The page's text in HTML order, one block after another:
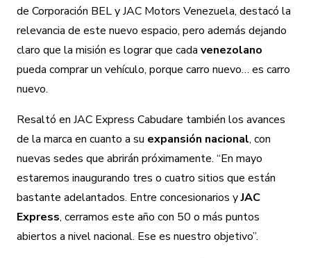
de Corporación BEL y JAC Motors Venezuela, destacó la
relevancia de este nuevo espacio, pero además dejando
claro que la misión es lograr que cada venezolano
pueda comprar un vehículo, porque carro nuevo… es carro
nuevo.
Resaltó en JAC Express Cabudare también los avances
de la marca en cuanto a su expansión nacional, con
nuevas sedes que abrirán próximamente. “En mayo
estaremos inaugurando tres o cuatro sitios que están
bastante adelantados. Entre concesionarios yJAC
Express, cerramos este año con 50 o más puntos
abiertos a nivel nacional. Ese es nuestro objetivo”.